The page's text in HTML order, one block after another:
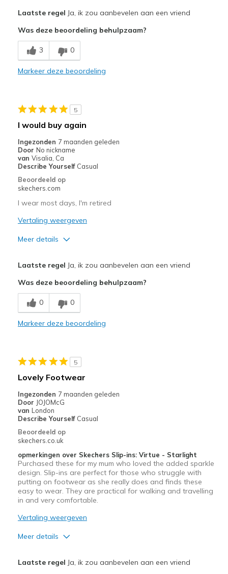
Breathe Well
Comfortable
Beste toepassingen
Travel
Width
Sizing
View On Shoes
I'm Into Shoes
Laatste regel Ja, ik zou aanbevelen aan een vriend
Was deze beoordeling behulpzaam?
3 0
Markeer deze beoordeling
5
I would buy again
Ingezonden 7 maanden geleden
Door No nickname
van Visalia, Ca
Describe Yourself Casual
Beoordeeld op
skechers.com
I wear most days, I'm retired
Vertaling weergeven
Meer details
Breathe Well
Comfortable
Casual Wear
Width
Sizing
Feels true to size
View On Shoes
Laatste regel Ja, ik zou aanbevelen aan een vriend
Was deze beoordeling behulpzaam?
0 0
Markeer deze beoordeling
5
Lovely Footwear
Ingezonden 7 maanden geleden
Door JOJOMcG
van London
Describe Yourself Casual
Beoordeeld op
skechers.co.uk
opmerkingen over Skechers Slip-ins: Virtue - Starlight
Purchased these for my mum who loved the added sparkle
design. Slip-ins are perfect for those who struggle with
putting on footwear as she really does and finds these
easy to wear. They are practical for walking and travelling
in and very comfortable.
Vertaling weergeven
Meer details
Laatste regel Ja, ik zou aanbevelen aan een vriend